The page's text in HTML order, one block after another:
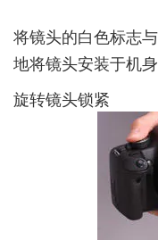
将镜头的白色标志
地将镜头安装于机
旋转镜头锁紧